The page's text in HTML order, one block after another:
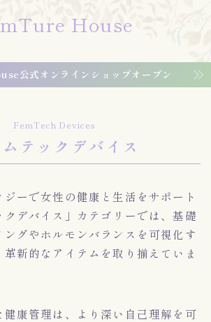
House
公式オンラインショップオープン
FemTech Devices
テックデバイス
ーで女性の健康と生活をサポート
デバイス」カテゴリーでは、基礎
グやホルモンバランスを可視化す
革新的なアイテムを取り揃えていま
健康管理は、より深い自己理解を可